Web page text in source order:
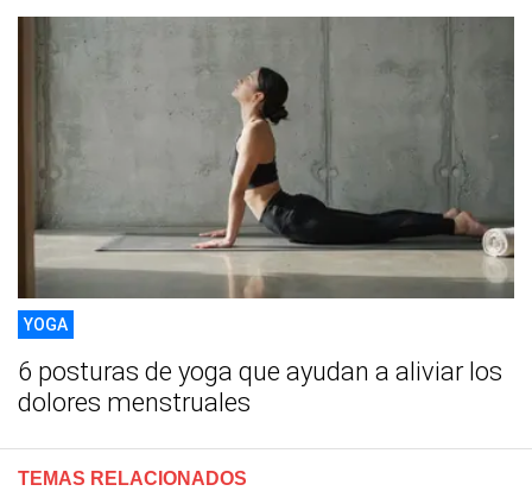
YOGA
6 posturas de yoga que ayudan a aliviar los
dolores menstruales
TEMAS RELACIONADOS